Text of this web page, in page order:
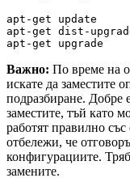
apt-get update
apt-get dist-
apt-get upgrade
Важно: По време на
искате да заместите
подразбиране. Добре
заместите, тъй като
работят правилно
отбележи, че
конфигурациите.
замените.